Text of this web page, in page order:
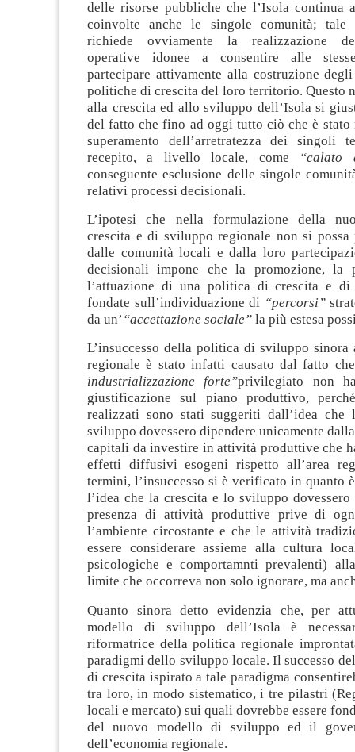
delle risorse pubbliche che l’Isola continua
coinvolte anche le singole comunità; tale
richiede ovviamente la realizzazione
operative idonee a consentire alle
partecipare attivamente alla costruzione
politiche di crescita del loro territorio. Questo
alla crescita ed allo sviluppo dell’Isola si
del fatto che fino ad oggi tutto ciò che è
superamento dell’arretratezza dei singoli
recepito, a livello locale, come “calato
conseguente esclusione delle singole
relativi processi decisionali.
L’ipotesi che nella formulazione della
crescita e di sviluppo regionale non si possa
dalle comunità locali e dalla loro
decisionali impone che la promozione, la
l’attuazione di una politica di crescita e di
fondate sull’individuazione di “percorsi”
da un’ “accettazione sociale” la più estesa
L’insuccesso della politica di sviluppo
regionale è stato infatti causato dal fatto
industrializzazione forte”privilegiato non
giustificazione sul piano produttivo,
realizzati sono stati suggeriti dall’idea che
sviluppo dovessero dipendere unicamente
capitali da investire in attività produttive che
effetti diffusivi esogeni rispetto all’area
termini, l’insuccesso si è verificato in quanto
l’idea che la crescita e lo sviluppo dovessero
presenza di attività produttive prive di
l’ambiente circostante e che le attività
essere considerare assieme alla cultura
psicologiche e comportamnti prevalenti)
limite che occorreva non solo ignorare, ma
Quanto sinora detto evidenzia che, per
modello di sviluppo dell’Isola è
riformatrice della politica regionale
paradigmi dello sviluppo locale. Il successo
di crescita ispirato a tale paradigma
tra loro, in modo sistematico, i tre pilastri
locali e mercato) sui quali dovrebbe essere
del nuovo modello di sviluppo ed il
dell’economia regionale.